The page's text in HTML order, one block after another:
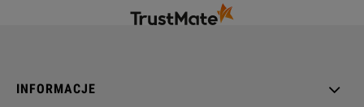
INFORMACJE